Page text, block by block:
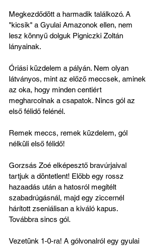
Megkezdődött a harmadik találkozó. A
"kicsik" a Gyulai Amazonok ellen, nem
lesz könnyű dolguk Pigniczki Zoltán
lányainak.
Óriási küzdelem a pályán. Nem olyan
látványos, mint az előző meccsek, aminek
az oka, hogy minden centiért
megharcolnak a csapatok. Nincs gól az
első félidő felénél.
Remek meccs, remek küzdelem, gól
nélküli első félidő!
Gorzsás Zoé elképesztő bravúrjaival
tartjuk a döntetlent! Előbb egy rossz
hazaadás után a hatosról megítélt
szabadrúgásnál, majd egy ziccernél
hárított zseniálisan a kiváló kapus.
Továbbra sincs gól.
Vezetünk 1-0-ra! A gólvonalról egy gyulai